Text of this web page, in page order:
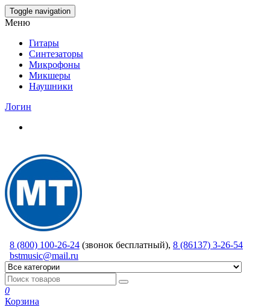
Skip
to
content
Toggle navigation
Меню
Гитары
Синтезаторы
Микрофоны
Микшеры
Наушники
Логин
8 (800) 100-26-24 (звонок бесплатный), 8 (86137) 3-26-54
bstmusic@mail.ru
0
Корзина